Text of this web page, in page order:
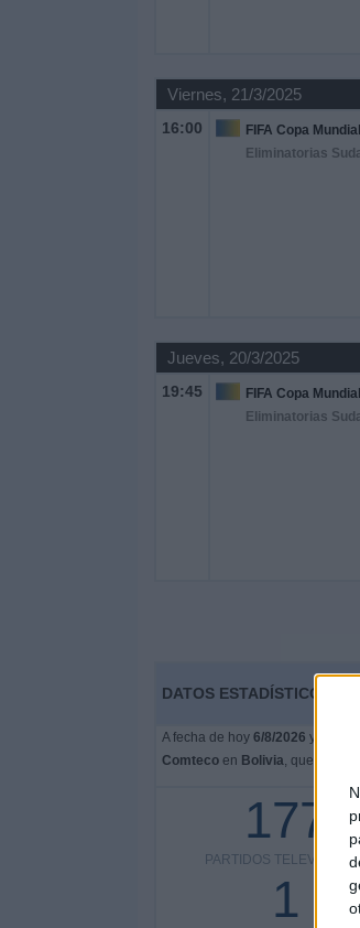
Viernes, 21/3/2025
16:00
Jueves, 20/3/2025
19:45
DATOS ESTADÍSTICOS
A fecha de hoy 6/8/2026 y desde
Comtecoen Bolivia, que fue el
177
PARTIDOS
1